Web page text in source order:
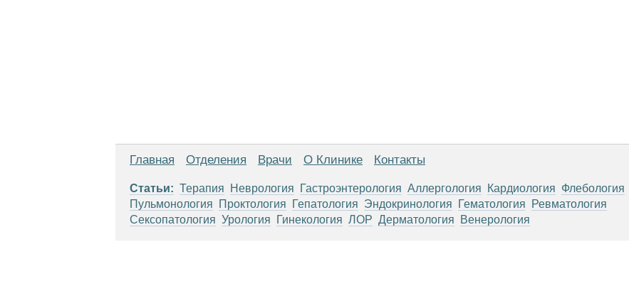
Главная Отделения Врачи О Клинике Контакты
Статьи: Терапия Неврология Гастроэнтерология Аллергология Кардиология Флебология
Пульмонология
Проктология Гепатология Эндокринология Гематология
Ревматология
Сексопатология Урология Гинекология ЛОР Дерматология Венерология